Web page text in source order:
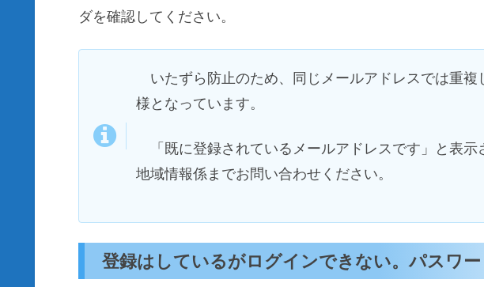
ダを確認してください。
いたずら防止のため、同じメールアドレスでは重複
様となっています。
「既に登録されているメールアドレスです」と表示
地域情報係までお問い合わせください。
登録はしているがログインできない。パスワー